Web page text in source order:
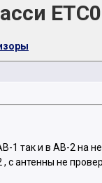
1 так и в АВ-2 на
, с антенны не